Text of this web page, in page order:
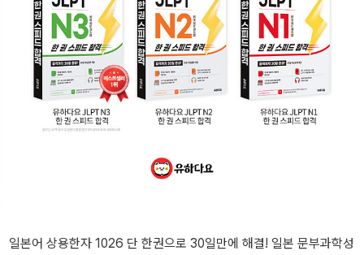
일본어 상용한자 1026 단 한권으로 30일만에 해결! 일본 문부과학성